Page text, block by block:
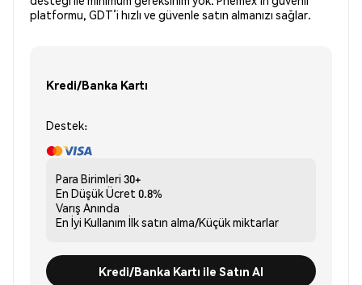
platformu, GDT’i hızlı ve güvenle satın almanızı sağlar.
Kredi/Banka Kartı
Destek:
Para Birimleri 30+
En Düşük Ücret 0.8%
Varış Anında
En İyi Kullanım İlk satın alma/Küçük miktarlar
Kredi/Banka Kartı ile Satın Al